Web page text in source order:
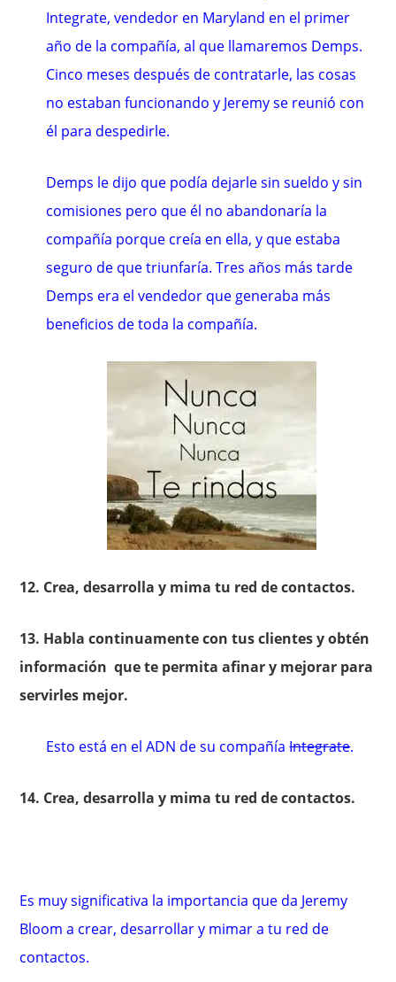
Integrate, vendedor en Maryland en el primer
año de la compañía, al que llamaremos Demps.
Cinco meses después de contratarle, las cosas
no estaban funcionando y Jeremy se reunió con
él para despedirle.
Demps le dijo que podía dejarle sin sueldo y sin
comisiones pero que él no abandonaría la
compañía porque creía en ella, y que estaba
seguro de que triunfaría. Tres años más tarde
Demps era el vendedor que generaba más
beneficios de toda la compañía.
12. Crea, desarrolla y mima tu red de contactos.
13. Habla continuamente con tus clientes y obtén
información que te permita afinar y mejorar para
servirles mejor.
Esto está en el ADN de su compañíaIntegrate.
14. Crea, desarrolla y mima tu red de contactos.
Es muy significativa la importancia que da Jeremy
Bloom a crear, desarrollar y mimar a tu red de
contactos.